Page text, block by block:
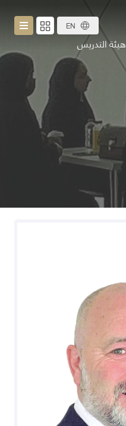
EN
هيئة التدريس